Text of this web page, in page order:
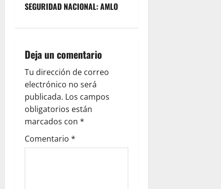
i
g
a
t
i
o
SEGURIDAD NACIONAL: AMLO
Deja un comentario
Tu dirección de correo
electrónico no será
publicada. Los campos
obligatorios están
marcados con *
Comentario *